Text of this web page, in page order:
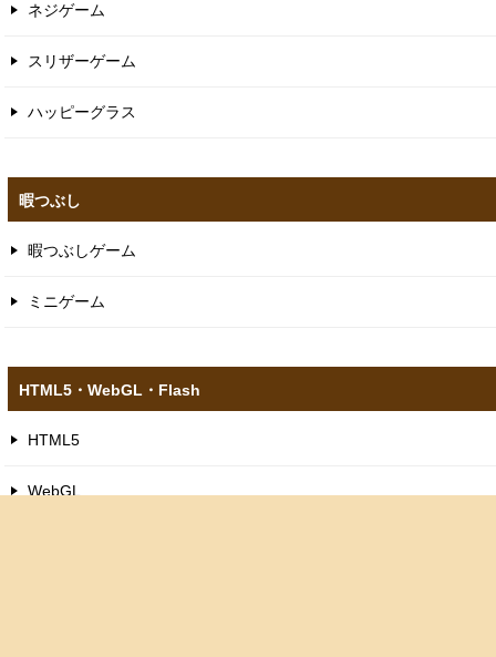
ネジゲーム
スリザーゲーム
ハッピーグラス
暇つぶし
暇つぶしゲーム
ミニゲーム
HTML5​・WebGL​・Flash
HTML5
WebGL